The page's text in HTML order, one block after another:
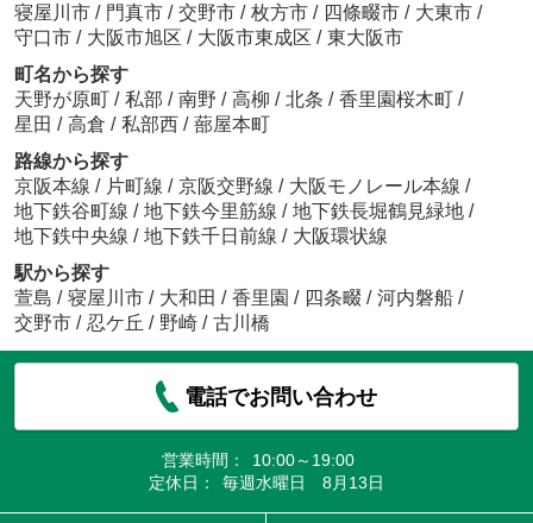
寝屋川市 / 門真市 / 交野市 / 枚方市 / 四條畷市 / 大東市 /
守口市 / 大阪市旭区 / 大阪市東成区 / 東大阪市
町名から探す
天野が原町 / 私部 / 南野 / 高柳 / 北条 / 香里園桜木町 /
星田 / 高倉 / 私部西 / 蔀屋本町
路線から探す
京阪本線 / 片町線 / 京阪交野線 / 大阪モノレール本線 /
地下鉄谷町線 / 地下鉄今里筋線 / 地下鉄長堀鶴見緑地 /
地下鉄中央線 / 地下鉄千日前線 / 大阪環状線
駅から探す
萱島 / 寝屋川市 / 大和田 / 香里園 / 四条畷 / 河内磐船 /
交野市 / 忍ケ丘 / 野崎 / 古川橋
電話でお問い合わせ
営業時間：
10:00～19:00
定休日：
毎週水曜日 8月13日